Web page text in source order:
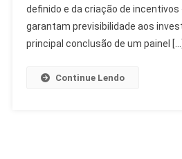
E
Mercado
Essenciais
definido e da criação de
garantam previsibilidade aos
principal conclusão de um painel […]
Continue Lendo